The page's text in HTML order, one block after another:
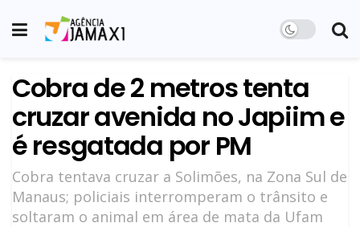
Cobra de 2 metros tenta
cruzar avenida no Japiim e
é resgatada por PM
Cobra tentava cruzar a Solimões, na Zona Sul de
Manaus; policiais interromperam o trânsito e
soltaram o animal em área de mata da Ufam